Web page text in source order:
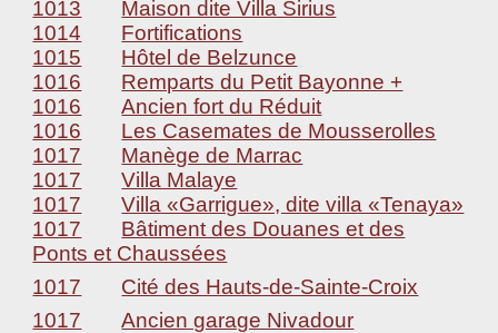
1013
Maison dite Villa Sirius
1014
Fortifications
1015
Hôtel de Belzunce
1016
Remparts du Petit Bayonne +
1016
Ancien fort du Réduit
1016
Les Casemates de Mousserolles
1017
Manège de Marrac
1017
Villa Malaye
1017
Villa «Garrigue», dite villa «Tenaya»
1017
Bâtiment des Douanes et des
Ponts et Chaussées
1017
Cité des Hauts-de-Sainte-Croix
1017
Ancien garage Nivadour